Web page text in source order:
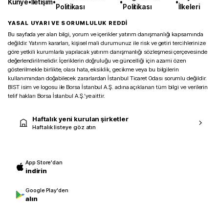
Politikası
Politikası
İlkeleri
YASAL UYARI VE SORUMLULUK REDDİ
Bu sayfada yer alan bilgi, yorum ve içerikler yatırım danışmanlığı kapsamında
değildir. Yatırım kararları, kişisel mali durumunuz ile risk ve getiri tercihlerinize
göre yetkili kurumlarla yapılacak yatırım danışmanlığı sözleşmesi çerçevesinde
değerlendirilmelidir. İçeriklerin doğruluğu ve güncelliği için azami özen
gösterilmekle birlikte, olası hata, eksiklik, gecikme veya bu bilgilerin
kullanımından doğabilecek zararlardan İstanbul Ticaret Odası sorumlu değildir.
BIST isim ve logosu ile Borsa İstanbul A.Ş. adına açıklanan tüm bilgi ve verilerin
telif hakları Borsa İstanbul A.Ş.’ye aittir.
Haftalık yeni kurulan şirketler
Haftalık listeye göz atın
App Store'dan
indirin
Google Play'den
alın